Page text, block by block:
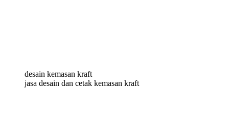
desain kemasan kraft
jasa desain dan cetak kemasan kraft